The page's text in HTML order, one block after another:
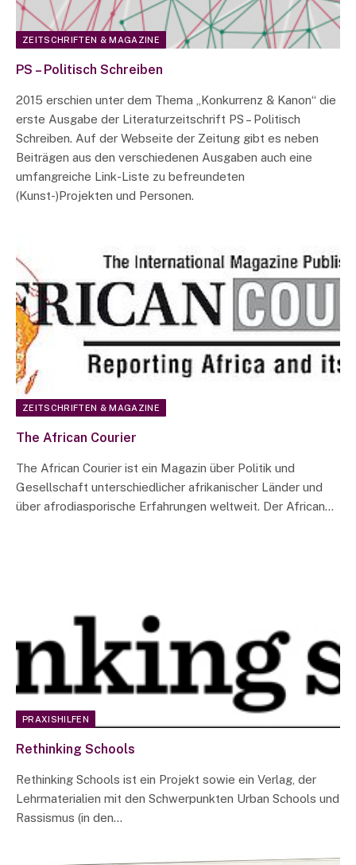
ZEITSCHRIFTEN & MAGAZINE
PS – Politisch Schreiben
2015 erschien unter dem Thema „Konkurrenz & Kanon“ die
erste Ausgabe der Literaturzeitschrift PS – Politisch
Schreiben. Auf der Webseite der Zeitung gibt es neben
Beiträgen aus den verschiedenen Ausgaben auch eine
umfangreiche Link-Liste zu befreundeten
(Kunst-)Projekten und Personen.
ZEITSCHRIFTEN & MAGAZINE
The African Courier
The African Courier ist ein Magazin über Politik und
Gesellschaft unterschiedlicher afrikanischer Länder und
über afrodiasporische Erfahrungen weltweit. Der African…
PRAXISHILFEN
Rethinking Schools
Rethinking Schools ist ein Projekt sowie ein Verlag, der
Lehrmaterialien mit den Schwerpunkten Urban Schools und
Rassismus (in den…